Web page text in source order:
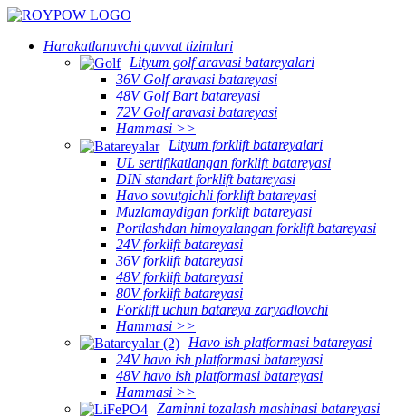
Harakatlanuvchi quvvat tizimlari
Lityum golf aravasi batareyalari
36V Golf aravasi batareyasi
48V Golf Bart batareyasi
72V Golf aravasi batareyasi
Hammasi >>
Lityum forklift batareyalari
UL sertifikatlangan forklift batareyasi
DIN standart forklift batareyasi
Havo sovutgichli forklift batareyasi
Muzlamaydigan forklift batareyasi
Portlashdan himoyalangan forklift batareyasi
24V forklift batareyasi
36V forklift batareyasi
48V forklift batareyasi
80V forklift batareyasi
Forklift uchun batareya zaryadlovchi
Hammasi >>
Havo ish platformasi batareyasi
24V havo ish platformasi batareyasi
48V havo ish platformasi batareyasi
Hammasi >>
Zaminni tozalash mashinasi batareyasi